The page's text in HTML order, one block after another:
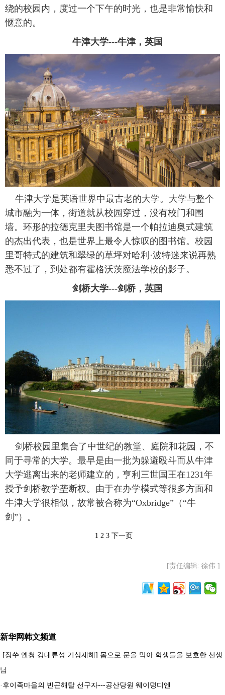
绕的校园内，度过一个下午的时光，也是非常愉快和
惬意的。
牛津大学---牛津，英国
牛津大学是英语世界中最古老的大学。大学与整个
城市融为一体，街道就从校园穿过，没有校门和围
墙。环形的拉德克里夫图书馆是一个帕拉迪奥式建筑
的杰出代表，也是世界上最令人惊叹的图书馆。校园
里哥特式的建筑和翠绿的草坪对哈利·波特迷来说再熟
悉不过了，到处都有霍格沃茨魔法学校的影子。
剑桥大学---剑桥，英国
剑桥校园里集合了中世纪的教堂、庭院和花园，不
同于寻常的大学。最早是由一批为躲避殴斗而从牛津
大学逃离出来的老师建立的，亨利三世国王在1231年
授予剑桥教学垄断权。由于在办学模式等很多方面和
牛津大学很相似，故常被合称为“Oxbridge”（“牛
剑”）。
1 2 3 下一页
[责任编辑: 徐伟 ]
新华网韩文频道
· [장쑤 옌청 강대류성 기상재해] 몸으로 문을 막아 학생들을 보호한 선생
님
· 후이족마을의 빈곤해탈 선구자---공산당원 웨이덩디엔